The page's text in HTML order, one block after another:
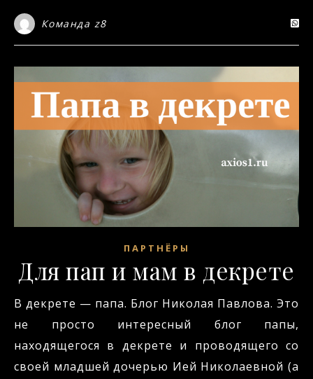
Команда z8
ПАРТНЁРЫ
Для пап и мам в декрете
В декрете — папа. Блог Николая Павлова. Это
не просто интересный блог папы,
находящегося в декрете и проводящего со
своей младшей дочерью Ией Николаевной (а